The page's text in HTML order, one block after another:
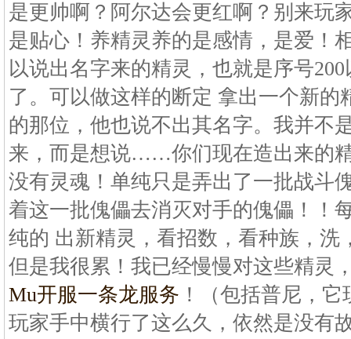
是更帅啊？阿尔达会更红啊？别来玩
是贴心！养精灵养的是感情，是爱！
以说出名字来的精灵，也就是序号
了。可以做这样的断定 拿出一个新的
的那位，他也说不出其名字。我并不
来，而是想说……你们现在造出来的
没有灵魂！单纯只是弄出了一批战斗
着这一批傀儡去消灭对手的傀儡！！
纯的 出新精灵，看招数，看种族，洗
但是我很累！我已经慢慢对这些精灵
Mu开服一条龙服务 ！（包括普尼，
玩家手中横行了这么久，依然是没有